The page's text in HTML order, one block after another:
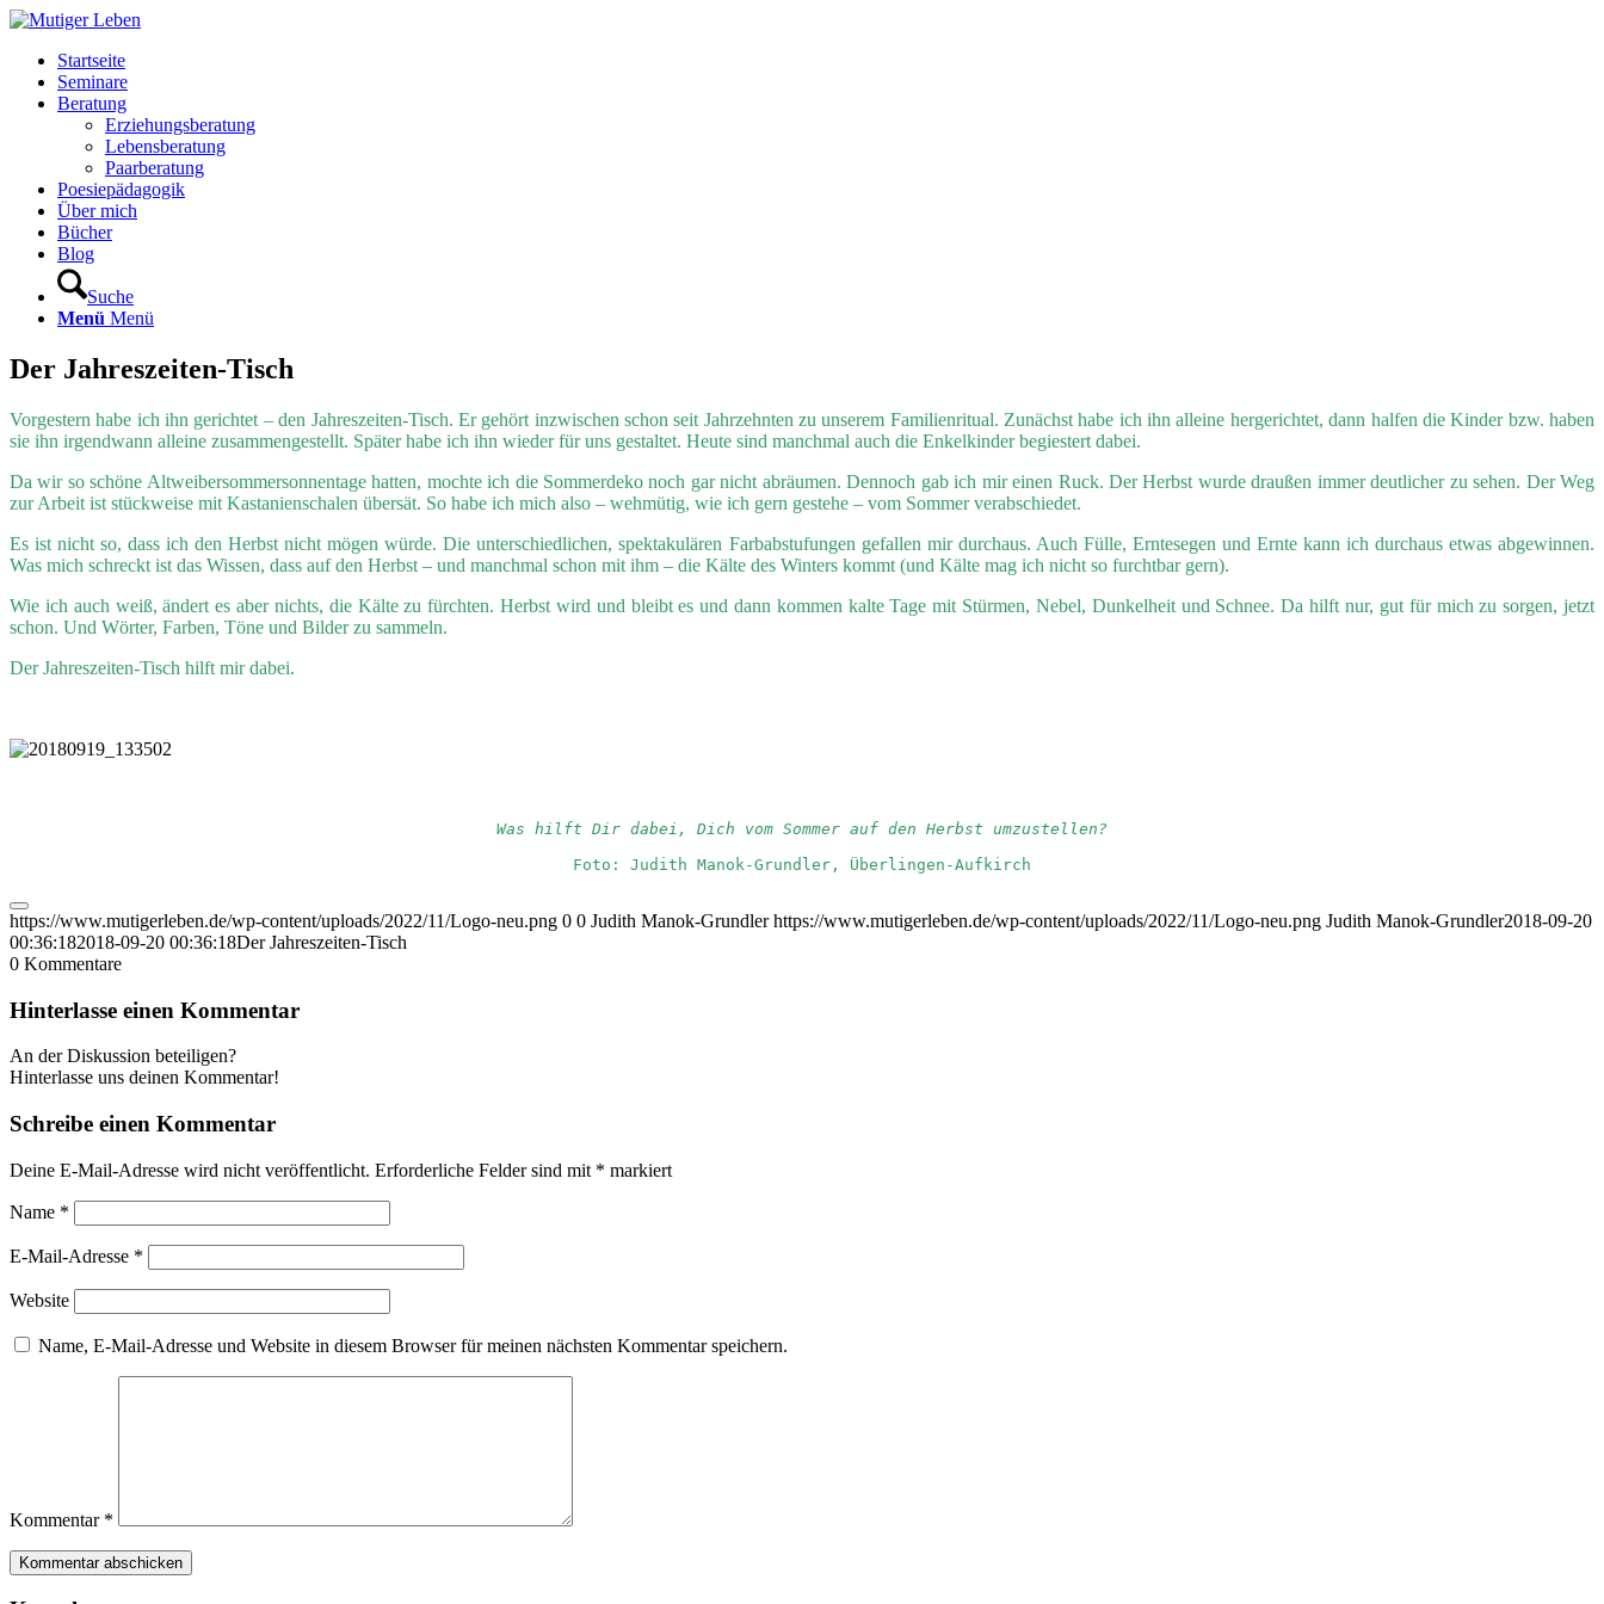
Startseite
Seminare
Beratung
Erziehungsberatung
Lebensberatung
Paarberatung
Poesiepädagogik
Über mich
Bücher
Blog
Suche
Menü Menü
Der Jahreszeiten-Tisch
Vorgestern habe ich ihn gerichtet – den Jahreszeiten-Tisch. Er gehört inzwischen schon seit Jahrzehnten zu unserem Familienritual. Zunächst habe ich ihn alleine hergerichtet, dann halfen die Kinder bzw. haben
sie ihn irgendwann alleine zusammengestellt. Später habe ich ihn wieder für uns gestaltet. Heute sind manchmal auch die Enkelkinder begiestert dabei.
Da wir so schöne Altweibersommersonnentage hatten, mochte ich die Sommerdeko noch gar nicht abräumen. Dennoch gab ich mir einen Ruck. Der Herbst wurde draußen immer deutlicher zu sehen. Der Weg
zur Arbeit ist stückweise mit Kastanienschalen übersät. So habe ich mich also – wehmütig, wie ich gern gestehe – vom Sommer verabschiedet.
Es ist nicht so, dass ich den Herbst nicht mögen würde. Die unterschiedlichen, spektakulären Farbabstufungen gefallen mir durchaus. Auch Fülle, Erntesegen und Ernte kann ich durchaus etwas abgewinnen.
Was mich schreckt ist das Wissen, dass auf den Herbst – und manchmal schon mit ihm – die Kälte des Winters kommt (und Kälte mag ich nicht so furchtbar gern).
Wie ich auch weiß, ändert es aber nichts, die Kälte zu fürchten. Herbst wird und bleibt es und dann kommen kalte Tage mit Stürmen, Nebel, Dunkelheit und Schnee. Da hilft nur, gut für mich zu sorgen, jetzt
schon. Und Wörter, Farben, Töne und Bilder zu sammeln.
Der Jahreszeiten-Tisch hilft mir dabei.
Was hilft Dir dabei, Dich vom Sommer auf den Herbst umzustellen?
Foto: Judith Manok-Grundler, Überlingen-Aufkirch
https://www.mutigerleben.de/wp-content/uploads/2022/11/Logo-neu.png 0 0 Judith Manok-Grundler https://www.mutigerleben.de/wp-content/uploads/2022/11/Logo-neu.png Judith Manok-Grundler2018-09-20
00:36:182018-09-20 00:36:18Der Jahreszeiten-Tisch
0 Kommentare
Hinterlasse einen Kommentar
An der Diskussion beteiligen?
Hinterlasse uns deinen Kommentar!
Schreibe einen Kommentar
Deine E-Mail-Adresse wird nicht veröffentlicht. Erforderliche Felder sind mit * markiert
Name *
E-Mail-Adresse *
Website
Name, E-Mail-Adresse und Website in diesem Browser für meinen nächsten Kommentar speichern.
Kommentar *